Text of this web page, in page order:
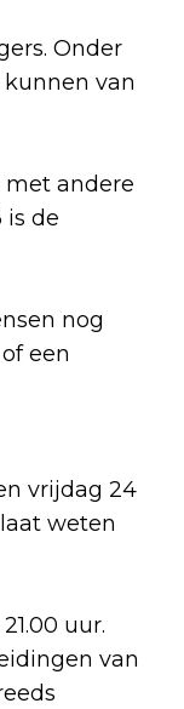
Onder
van
andere
is de
nog
een
vrijdag 24
weten
uur.
van